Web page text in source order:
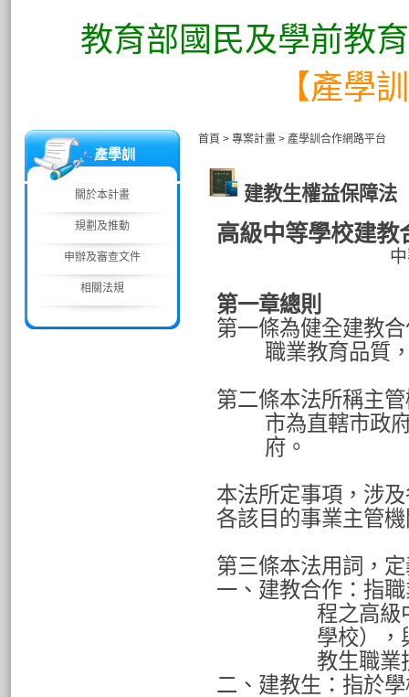
教育部國民及學前教
【產學
產學訓
關於本計畫
規劃及推動
申辦及審查文件
相關法規
首頁 > 專案計畫 > 產學訓合作網路平台
建教生權益保障法
高級中等學校建教
第一章總則
第一條為健全建教
職業教育品質
第二條本法所稱主
市為直轄市政
府。
本法所定事項，涉
各該目的事業主管
第三條本法用詞，
一、建教合作：指
程之高級
學校），
教生職業
二、建教生：指於